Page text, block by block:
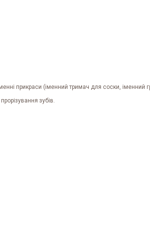
прикраси (іменний тримач для соски, іменний
зубів.